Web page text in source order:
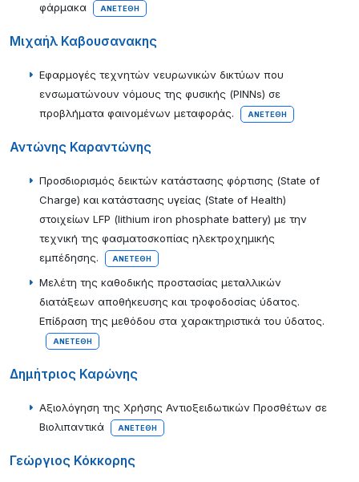
φάρμακα
ΑΝΕΤΈΘΗ
Μιχαήλ Καβουσανακης
Εφαρμογές τεχνητών νευρωνικών δικτύων που
ενσωματώνουν νόμους της φυσικής (PINNs) σε
προβλήματα φαινομένων μεταφοράς.
ΑΝΕΤΈΘΗ
Αντώνης Καραντώνης
Προσδιορισμός δεικτών κατάστασης φόρτισης (State of
Charge) και κατάστασης υγείας (State of Health)
στοιχείων LFP (lithium iron phosphate battery) με την
τεχνική της φασματοσκοπίας ηλεκτροχημικής
εμπέδησης.
ΑΝΕΤΈΘΗ
Μελέτη της καθοδικής προστασίας μεταλλικών
διατάξεων αποθήκευσης και τροφοδοσίας ύδατος.
Επίδραση της μεθόδου στα χαρακτηριστικά του ύδατος.
ΑΝΕΤΈΘΗ
Δημήτριος Καρώνης
Αξιολόγηση της Χρήσης Αντιοξειδωτικών Προσθέτων σε
Βιολιπαντικά
ΑΝΕΤΈΘΗ
Γεώργιος Κόκκορης